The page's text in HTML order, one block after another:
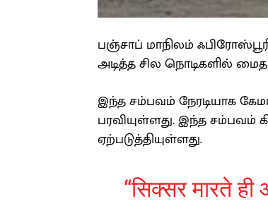
பஞ்சாப் மாநிலம்
அடித்த சில நொடிகளில்
இந்த சம்பவம் நேரடியாக
பரவியுள்ளது. இந்த சம்பவம்
ஏற்படுத்தியுள்ளது.
“सिक्सर मारते ही